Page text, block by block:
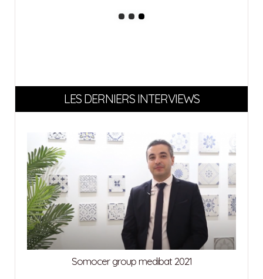
LES DERNIERS INTERVIEWS
Urbat medibat 2021